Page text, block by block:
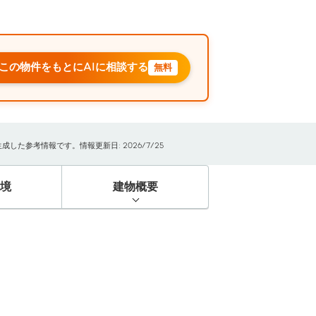
の物件をもとにAIに相談する 無料
成した参考情報です。情報更新日: 2026/7/25
建物概要